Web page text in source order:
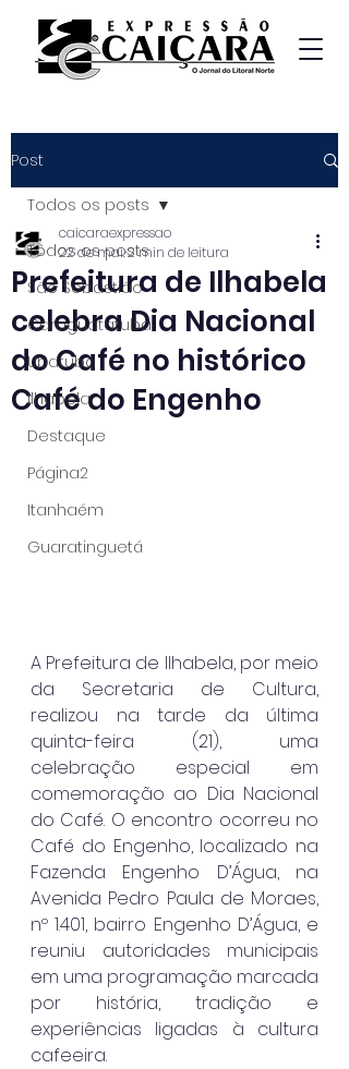
Post
Todos os posts
São Sebastião
Caraguatatuba
Ubatuba
Ilhabela
Destaque
Página2
Itanhaém
Guaratinguetá
Todos os posts
Prefeitura de Ilhabela
celebra Dia Nacional
do Café no histórico
Café do Engenho
caicaraexpressao
22 de mai.2 min de leitura
A Prefeitura de Ilhabela, por meio
da Secretaria de Cultura,
realizou na tarde da última
quinta-feira (21), uma
celebração especial em
comemoração ao Dia Nacional
do Café. O encontro ocorreu no
Café do Engenho, localizado na
Fazenda Engenho D’Água, na
Avenida Pedro Paula de Moraes,
nº 1.401, bairro Engenho D’Água, e
reuniu autoridades municipais
em uma programação marcada
por história, tradição e
experiências ligadas à cultura
cafeeira.